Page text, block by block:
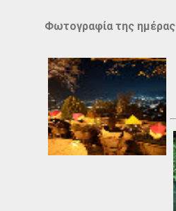
Φωτογραφία της ημέρας